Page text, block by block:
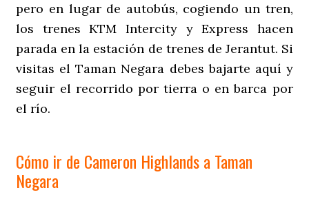
pero en lugar de autobús, cogiendo un tren,
los trenes KTM Intercity y Express hacen
parada en la estación de trenes de Jerantut. Si
visitas el Taman Negara debes bajarte aquí y
seguir el recorrido por tierra o en barca por
el río.
Cómo ir de Cameron Highlands a Taman
Negara